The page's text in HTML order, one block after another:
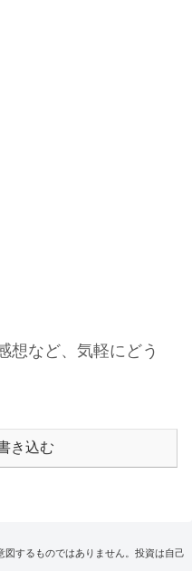
想など、気軽にどう
き込む
するものではありません。投資は自己